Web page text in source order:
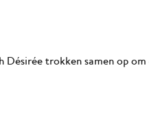
trokken samen op om